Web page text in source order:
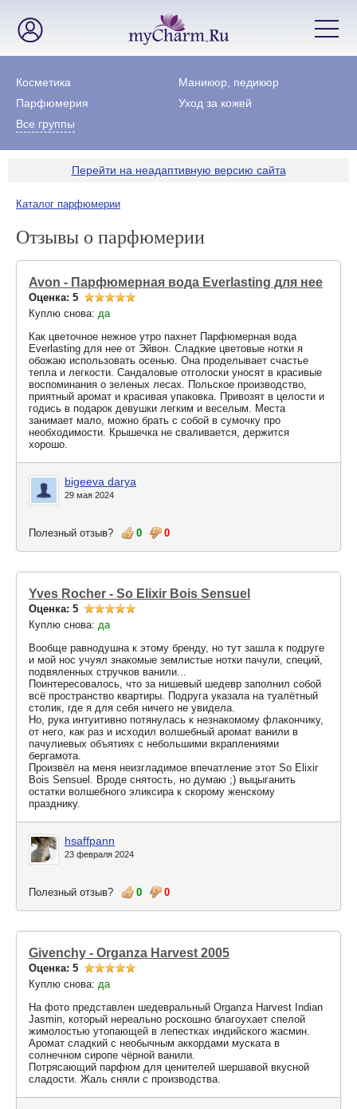
Косметика
Маникюр, педикюр
Парфюмерия
Уход за кожей
Все группы
Перейти на неадаптивную версию сайта
Каталог парфюмерии
Отзывы о парфюмерии
Avon - Парфюмерная вода Everlasting для нее
Оценка: 5
Куплю снова: да
Как цветочное нежное утро пахнет Парфюмерная вода
Everlasting для нее от Эйвон. Сладкие цветовые нотки я
обожаю использовать осенью. Она проделывает счастье
тепла и легкости. Сандаловые отголоски уносят в красивые
воспоминания о зеленых лесах. Польское производство,
приятный аромат и красивая упаковка. Привозят в целости и
годись в подарок девушки легким и веселым. Места
занимает мало, можно брать с собой в сумочку про
необходимости. Крышечка не сваливается, держится
хорошо.
bigeeva darya
29 мая 2024
Полезный отзыв? 0 0
Yves Rocher - So Elixir Bois Sensuel
Оценка: 5
Куплю снова: да
Вообще равнодушна к этому бренду, но тут зашла к подруге
и мой нос учуял знакомые землистые нотки пачули, специй,
подвяленных стручков ванили...
Поинтересовалось, что за нишевый шедевр заполнил собой
всё пространство квартиры. Подруга указала на туалётный
столик, где я для себя ничего не увидела.
Но, рука интуитивно потянулась к незнакомому флакончику,
от него, как раз и исходил волшебный аромат ванили в
пачулиевых объятиях с небольшими вкраплениями
бергамота.
Произвёл на меня неизгладимое впечатление этот So Elixir
Bois Sensuel. Вроде снятость, но думаю ;) выцыганить
остатки волшебного эликсира к скорому женскому
празднику.
hsaffpann
23 февраля 2024
Полезный отзыв? 0 0
Givenchy - Organza Harvest 2005
Оценка: 5
Куплю снова: да
На фото представлен шедевральный Organza Harvest Indian
Jasmin, который нереально роскошно благоухает спелой
жимолостью утопающей в лепестках индийского жасмин.
Аромат сладкий с необычным аккордами муската в
солнечном сиропе чёрной ванили.
Потрясающий парфюм для ценителей шершавой вкусной
сладости. Жаль сняли с производства.